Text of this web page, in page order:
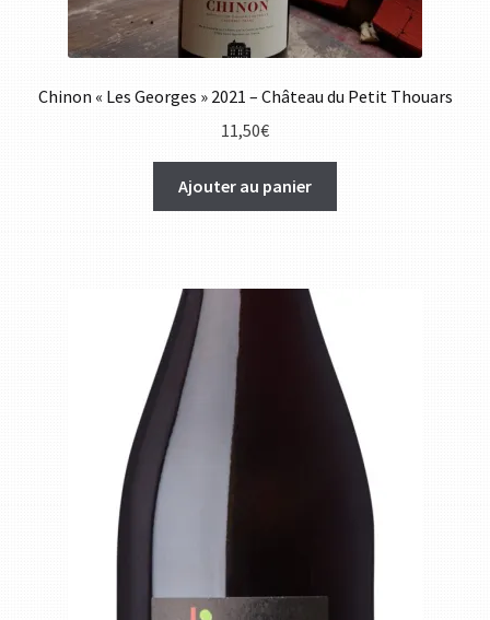
Chinon « Les Georges » 2021 – Château du Petit Thouars
11,50€
Ajouter au panier